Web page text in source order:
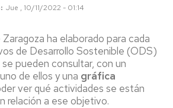
Jue , 10/11/2022 - 01:14
ha elaborado para cada
de Desarrollo Sostenible (ODS)
pueden consultar, con un
de ellos y una gráfica
ver qué actividades se están
relación a ese objetivo.